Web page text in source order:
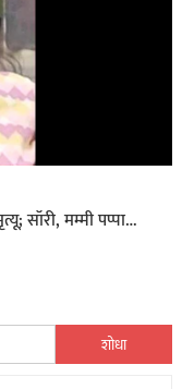
सॉरी, मम्मी पप्पा…
शोध